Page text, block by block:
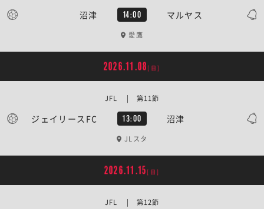
沼津 14:00 マルヤス
愛鷹
2026.11.08 [日]
ジェイリースFC 13:00 沼津
JFL | 第11節
JLスタ
2026.11.15 [日]
JFL | 第12節